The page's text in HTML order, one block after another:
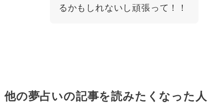
るかもしれないし頑張って！！
他の夢占いの記事を読みたくなった人